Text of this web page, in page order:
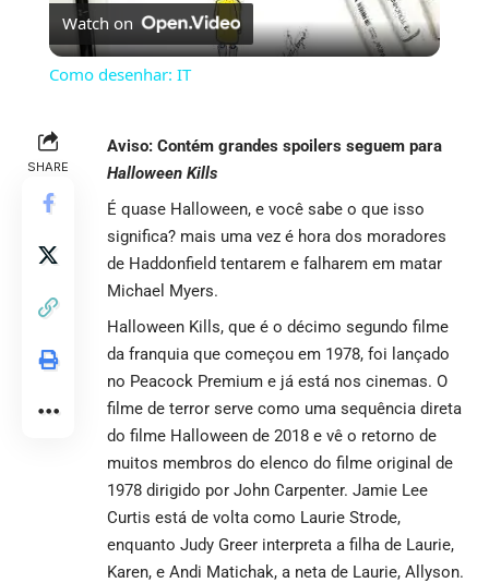
Video
Watch on
Como desenhar: IT
SHARE
Aviso: Contém grandes spoilers seguem para
Halloween Kills
É quase Halloween, e você sabe o que isso
significa? mais uma vez é hora dos moradores
de Haddonfield tentarem e falharem em matar
Michael Myers.
Halloween Kills, que é o décimo segundo filme
da franquia que começou em 1978, foi lançado
no Peacock Premium e já está nos cinemas. O
filme de terror serve como uma sequência direta
do filme Halloween de 2018 e vê o retorno de
muitos membros do elenco do filme original de
1978 dirigido por John Carpenter. Jamie Lee
Curtis está de volta como Laurie Strode,
enquanto Judy Greer interpreta a filha de Laurie,
Karen, e Andi Matichak, a neta de Laurie, Allyson.